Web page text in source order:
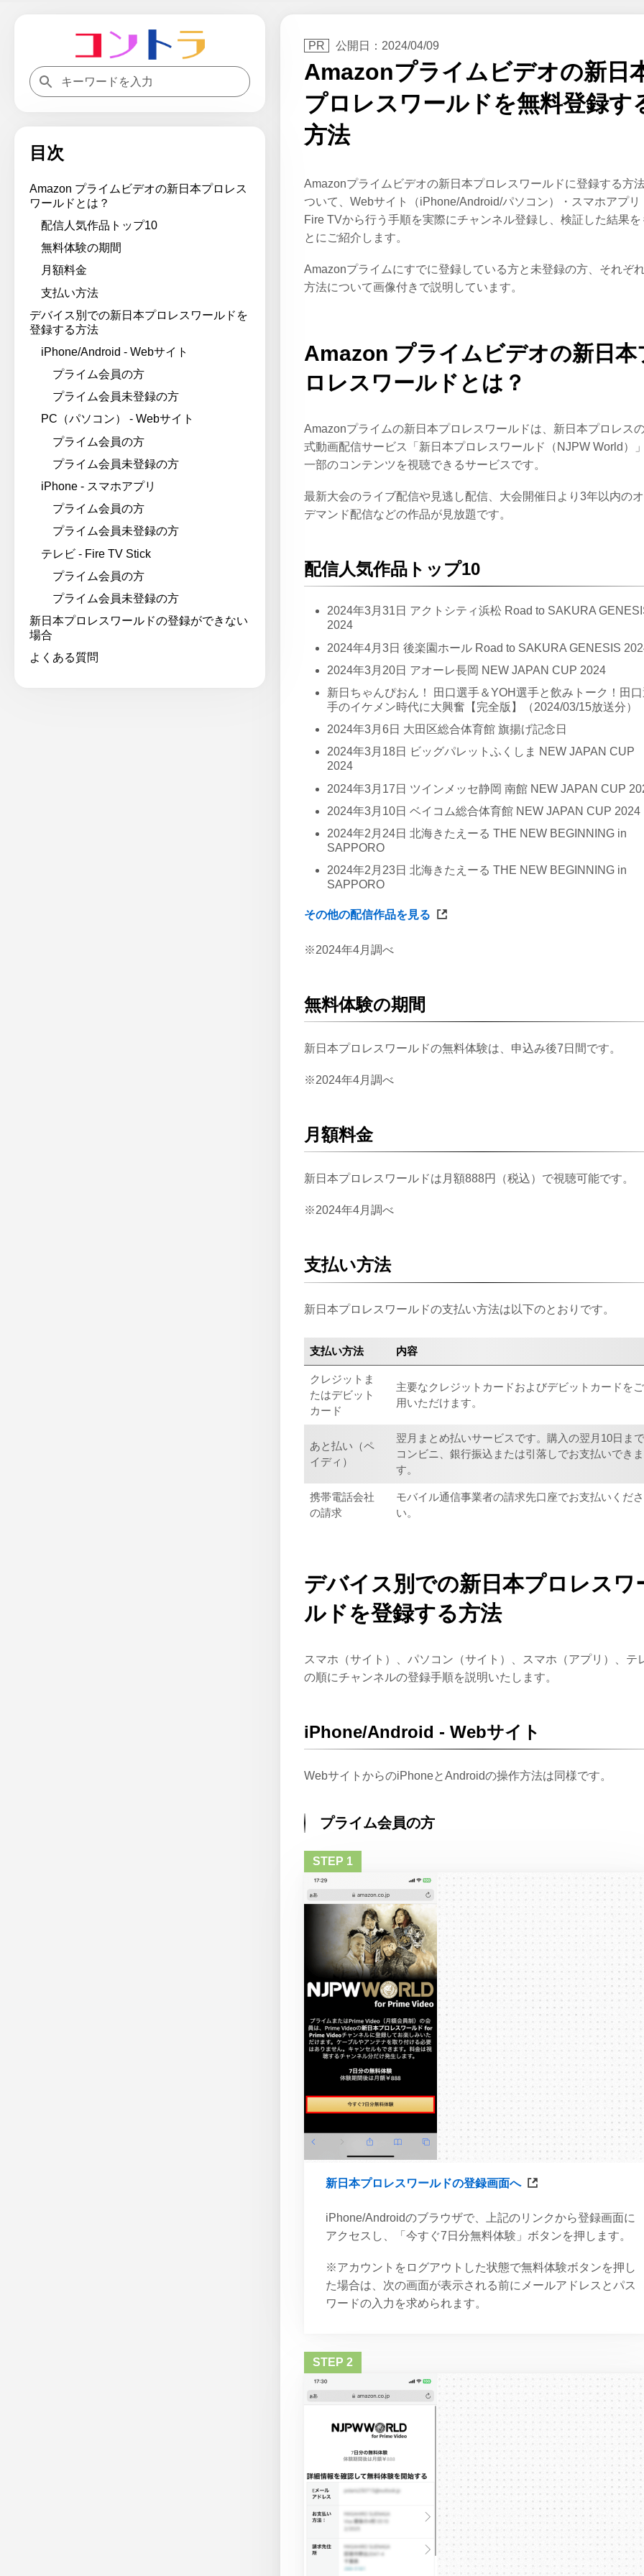
目次
Amazon プライムビデオの新日本プロレス
ワールドとは？
配信人気作品トップ10
無料体験の期間
月額料金
支払い方法
デバイス別での新日本プロレスワールドを
登録する方法
iPhone/Android - Webサイト
プライム会員の方
プライム会員未登録の方
PC（パソコン） - Webサイト
プライム会員の方
プライム会員未登録の方
iPhone - スマホアプリ
プライム会員の方
プライム会員未登録の方
テレビ - Fire TV Stick
プライム会員の方
プライム会員未登録の方
新日本プロレスワールドの登録ができない
場合
よくある質問
公開日： 2024/04/09
Amazonプライムビデオの新日
プロレスワールドを無料登録す
方法
Amazonプライムビデオの新日本プロレスワールドに登録する方
ついて、Webサイト（iPhone/Android/パソコン）・スマホアプリ
Fire TVから行う手順を実際にチャンネル登録し、検証した結果を
とにご紹介します。
Amazonプライムにすでに登録している方と未登録の方、それぞ
方法について画像付きで説明しています。
Amazon プライムビデオの新日本
ロレスワールドとは？
Amazonプライムの新日本プロレスワールドは、新日本プロレス
式動画配信サービス「新日本プロレスワールド（NJPW World）
一部のコンテンツを視聴できるサービスです。
最新大会のライブ配信や見逃し配信、大会開催日より3年以内の
デマンド配信などの作品が見放題です。
配信人気作品トップ10
2024年3月31日 アクトシティ浜松 Road to SAKURA
2024
2024年4月3日 後楽園ホール Road to SAKURA GENESIS
2024年3月20日 アオーレ長岡 NEW JAPAN CUP 2024
新日ちゃんぴおん！ 田口選手＆YOH選手と飲みトーク！田
手のイケメン時代に大興奮【完全版】（2024/03/15放送分）
2024年3月6日 大田区総合体育館 旗揚げ記念日
2024年3月18日 ビッグパレットふくしま NEW JAPAN CUP
2024
2024年3月17日 ツインメッセ静岡 南館 NEW JAPAN CUP
2024年3月10日 ベイコム総合体育館 NEW JAPAN CUP 2024
2024年2月24日 北海きたえーる THE NEW BEGINNING in
SAPPORO
2024年2月23日 北海きたえーる THE NEW BEGINNING in
SAPPORO
その他の配信作品を見る
※2024年4月調べ
無料体験の期間
新日本プロレスワールドの無料体験は、申込み後7日間です。
※2024年4月調べ
月額料金
新日本プロレスワールドは月額888円（税込）で視聴可能です。
※2024年4月調べ
支払い方法
新日本プロレスワールドの支払い方法は以下のとおりです。
支払い方法 内容
クレジットま
たはデビット
カード
主要なクレジットカードおよびデビットカードを
用いただけます。
あと払い（ペ
イディ）
翌月まとめ払いサービスです。購入の翌月10日ま
コンビニ、銀行振込または引落しでお支払いできま
す。
携帯電話会社
の請求
モバイル通信事業者の請求先口座でお支払いくださ
い。
デバイス別での新日本プロレスワ
ルドを登録する方法
スマホ（サイト）、パソコン（サイト）、スマホ（アプリ）、テ
の順にチャンネルの登録手順を説明いたします。
iPhone/Android - Webサイト
WebサイトからのiPhoneとAndroidの操作方法は同様です。
プライム会員の方
新日本プロレスワールドの登録画面へ
iPhone/Androidのブラウザで、上記のリンクから登録画面に
アクセスし、「今すぐ7日分無料体験」ボタンを押します。
※アカウントをログアウトした状態で無料体験ボタンを押し
た場合は、次の画面が表示される前にメールアドレスとパス
ワードの入力を求められます。